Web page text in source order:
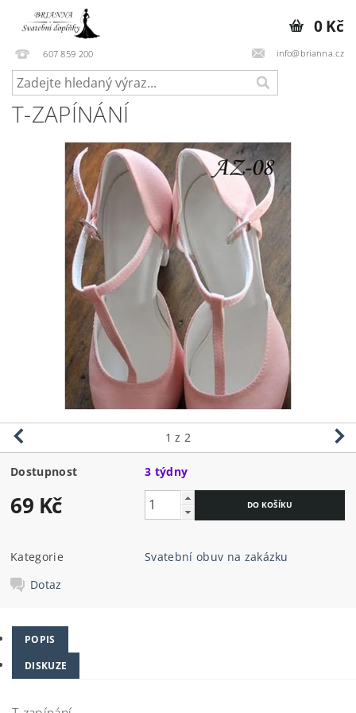
607 859 200 info@brianna.cz
0 Kč
T-ZAPÍNÁNÍ
1 z 2
Dostupnost 3 týdny
69 Kč
Kategorie
Svatební obuv na zakázku
Dotaz
POPIS
DISKUZE